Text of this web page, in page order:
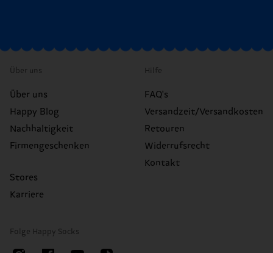
Über uns
Über uns
Happy Blog
Nachhaltigkeit
Firmengeschenken
Stores
Karriere
Hilfe
FAQ's
Versandzeit/Versandkosten
Retouren
Widerrufsrecht
Kontakt
Folge Happy Socks